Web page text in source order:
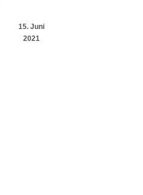
15. Juni
2021